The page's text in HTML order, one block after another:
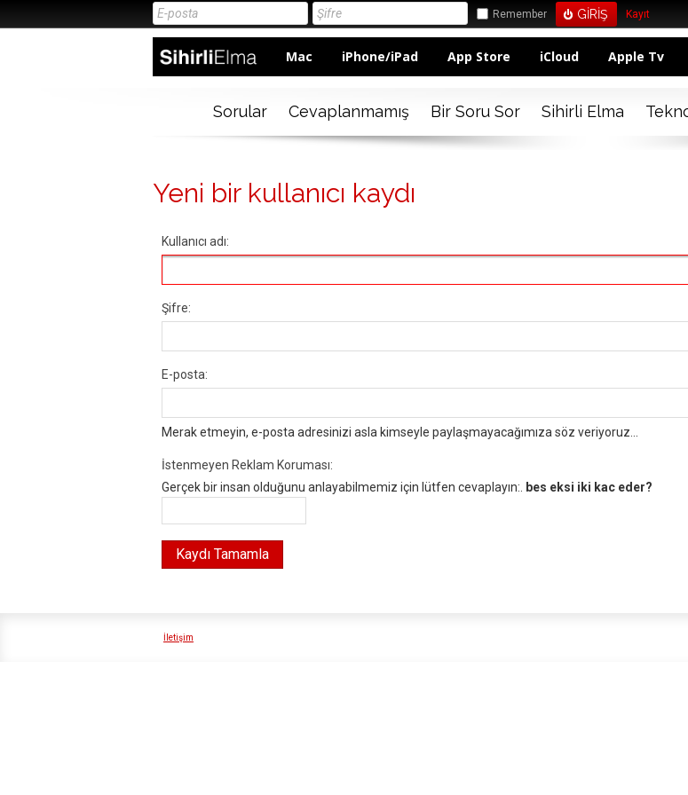
Remember Kayıt
Mac iPhone/iPad App Store iCloud Apple Tv
Sorular Cevaplanmamış Bir Soru Sor Sihirli Elma
Yeni bir kullanıcı kaydı
Kullanıcı adı:
Şifre:
E-posta:
Merak etmeyin, e-posta adresinizi asla kimseyle paylaşmayacağımıza söz veriyoruz...
İstenmeyen Reklam Koruması:
Gerçek bir insan olduğunu anlayabilmemiz için lütfen cevaplayın:.
bes eksi iki kac eder?
İletişim